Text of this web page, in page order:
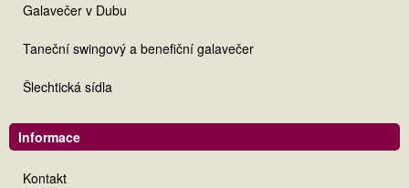
Galavečer v Dubu
Taneční swingový a benefiční galavečer
Šlechtická sídla
Informace
Kontakt